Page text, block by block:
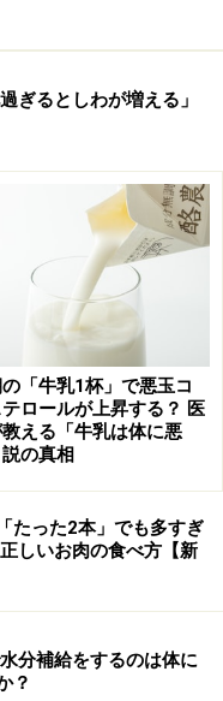
ぎるとしわが増える」
「牛乳1杯」で悪玉コ
テロールが上昇する？ 医
える「牛乳は体に悪
の真相
たった2本」でも多すぎ
しいお肉の食べ方【新
分補給をするのは体に
？